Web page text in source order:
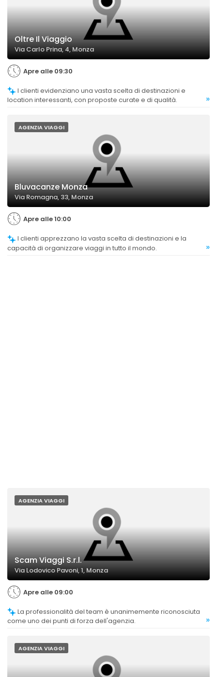
Oltre Il Viaggio
Via Carlo Prina, 4, Monza
Apre alle 09:30
location interessanti, con proposte curate e di qualità.
»
AGENZIA VIAGGI
Bluvacanze Monza
Via Romagna, 33, Monza
Apre alle 10:00
capacità di organizzare viaggi in tutto il mondo.
»
AGENZIA VIAGGI
Scam Viaggi S.r.l.
Via Lodovico Pavoni, 1, Monza
Apre alle 09:00
come uno dei punti di forza dell'agenzia.
»
AGENZIA VIAGGI